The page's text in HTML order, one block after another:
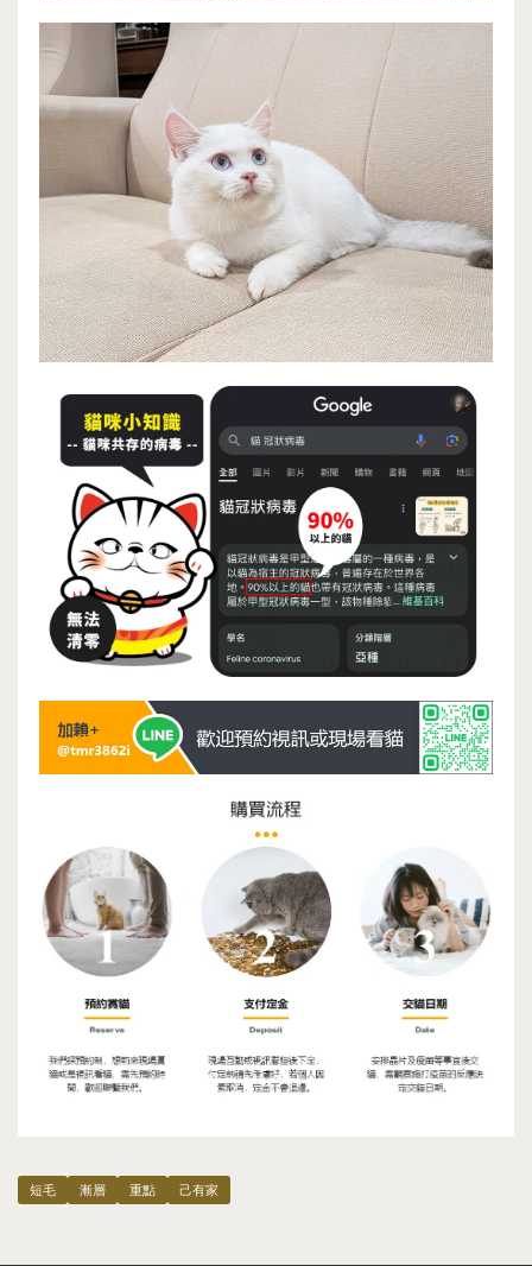
短毛 漸層 重點 己有家